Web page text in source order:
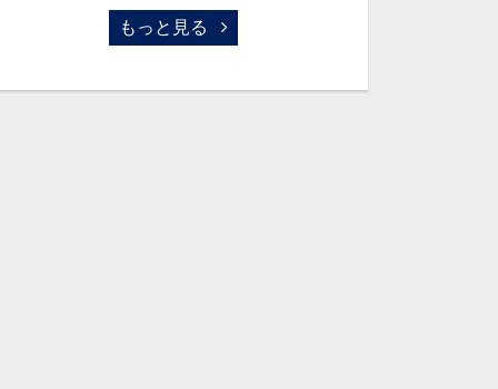
もっと見る